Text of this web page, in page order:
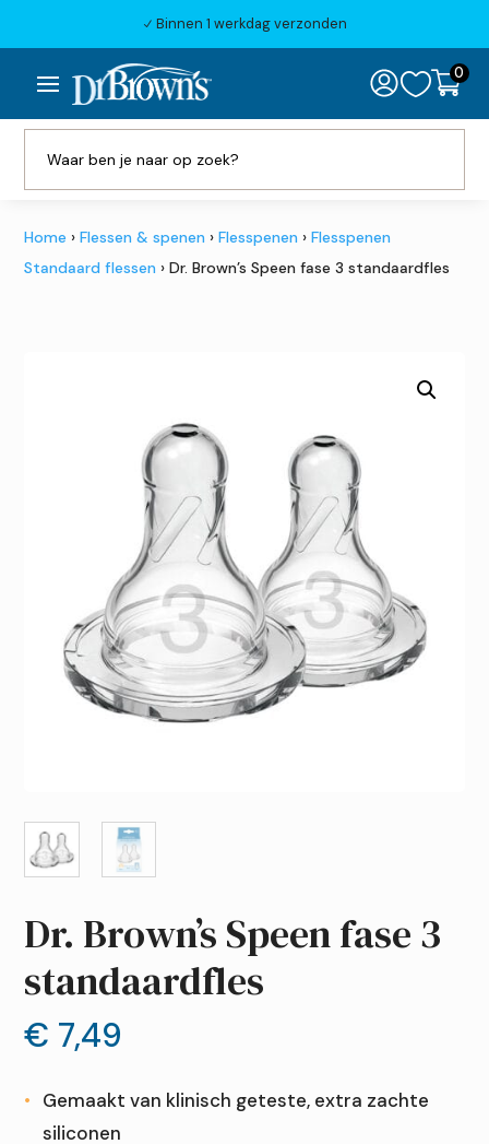
N Binnen 1 werkdag verzonden
 0
Home ›Flessen & spenen ›Flesspenen ›Flesspenen
Standaard flessen › Dr. Brown’s Speen fase 3 standaardfles
Dr. Brown’s Speen fase 3
standaardfles
€ 7,49
Gemaakt van klinisch geteste, extra zachte
siliconen